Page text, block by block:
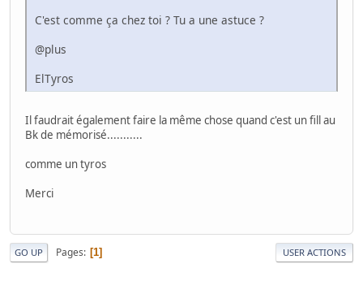
C'est comme ça chez toi ? Tu a une astuce ?
@plus
ElTyros
Il faudrait également faire la même chose quand c'est un fill au
Bk de mémorisé...........
comme un tyros
Merci
GO UP Pages 1 USER ACTIONS